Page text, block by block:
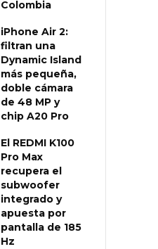
Colombia
iPhone Air 2:
filtran una
Dynamic Island
más pequeña,
doble cámara
de 48 MP y
chip A20 Pro
El REDMI K100
Pro Max
recupera el
subwoofer
integrado y
apuesta por
pantalla de 185
Hz